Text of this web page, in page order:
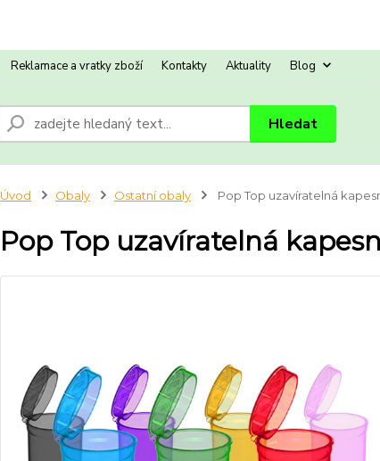
Reklamace a vratky zboží Kontakty Aktuality Blog
Hledat
Úvod Obaly Ostatní obaly Pop Top uzavíratelná
Pop Top uzavíratelná